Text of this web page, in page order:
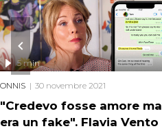
"Credevo fosse amore ma
era un fake". Flavia Vento
5 min
ONNIS 30 novembre 2021